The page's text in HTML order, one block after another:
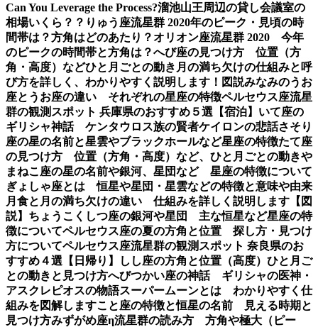
Can You Leverage the Process?溜池山王周辺の貸し会議室の
相場いくら？？ りゅう座流星群 2020年のピーク・見頃の時
間帯は？方角はどのあたり？オリオン座流星群 2020 今年
のピークの時間帯と方角は？へび座の見つけ方 位置（方
角・高度）などひと月ごとの動き 月の満ち欠けの仕組みと呼
び方を詳しく、わかりやすく説明します！図説みなみのうお
座とうお座の違い それぞれの星座の特徴ペルセウス座流星
群の観測スポット 兵庫県のおすすめ５選【宿泊】 いて座の
ギリシャ神話 ケンタウロス族の賢者ケイロンの悲話さそり
座の星の名前と星雲やブラックホールなど星座の特徴たて座
の見つけ方 位置（方角・高度）など、ひと月ごとの動きや
まねこ座の星の名前や銀河、星団など 星座の特徴について
ぎょしゃ座とは 恒星や星団・星雲などの特徴と意味や由来
月食と月の満ち欠けの違い 仕組みを詳しく説明します【図
説】 ちょうこくしつ座の銀河や星団 主な恒星など星座の特
徴についてペルセウス座の夏の方角と位置 探し方・見つけ
方についてペルセウス座流星群の観測スポット 奈良県のお
すすめ４選【日帰り】
しし座の方角と位置（高度）ひと月ご
との動きと見つけ方へびつかい座の神話 ギリシャの医神・
アスクレピオスの物語スーパームーンとは わかりやすく仕
組みを図解しますこと座の特徴と恒星の名前 見える時期と
見つけ方みずがめ座η流星群の読み方 方角や極大（ピー